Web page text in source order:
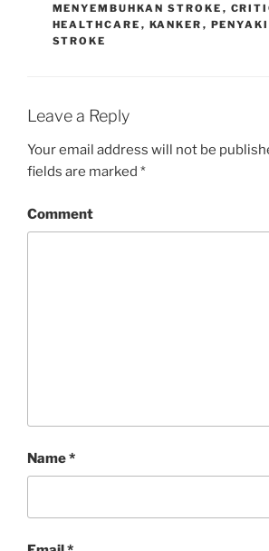
MENYEMBUHKAN STROKE ,
HEALTHCARE , KANKER ,
STROKE
Leave a Reply
Your email address will not be
fields are marked *
Comment
Name*